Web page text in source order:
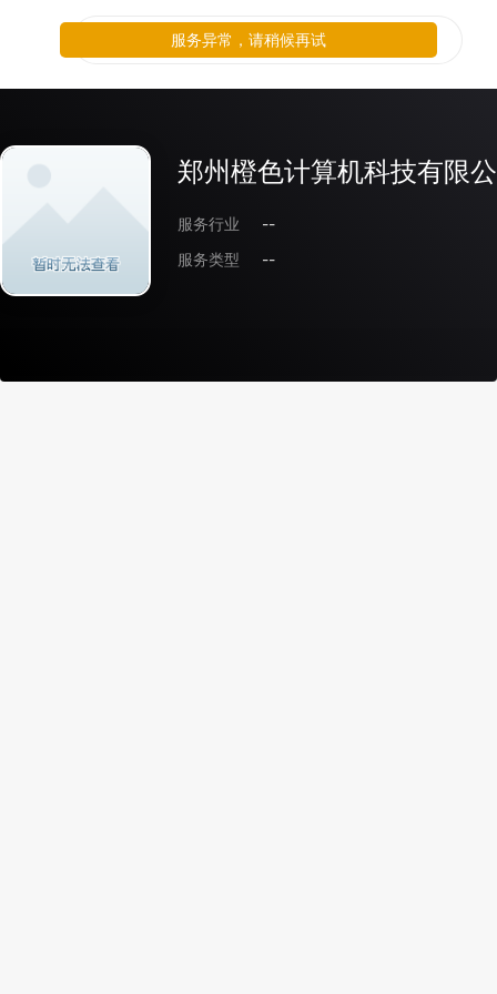
郑州橙色计算机科技有限
服务行业
--
服务类型
--
服务异常，请稍候再试